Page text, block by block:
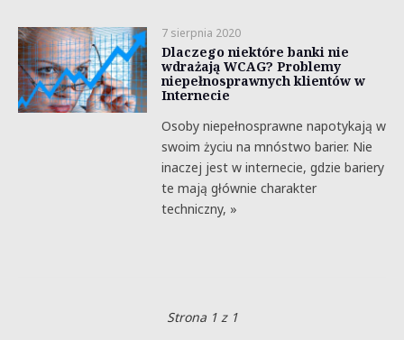
7 sierpnia 2020
Dlaczego niektóre banki nie
wdrażają WCAG? Problemy
niepełnosprawnych klientów w
Internecie
Osoby niepełnosprawne napotykają w
swoim życiu na mnóstwo barier. Nie
inaczej jest w internecie, gdzie bariery
te mają głównie charakter
techniczny, »
Strona 1 z 1